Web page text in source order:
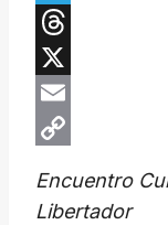
Telegram
Threads
X
Email
Link
Encuentro
Libertador